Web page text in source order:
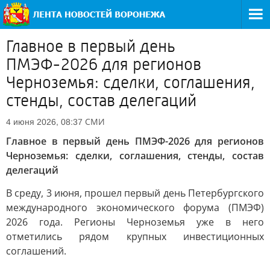
Главное в первый день
ПМЭФ-2026 для регионов
Черноземья: сделки, соглашения,
стенды, состав делегаций
4 июня 2026, 08:37 СМИ
Главное в первый день ПМЭФ-2026 для регионов
Черноземья: сделки, соглашения, стенды, состав
делегаций
В среду, 3 июня, прошел первый день Петербургского
международного экономического форума (ПМЭФ)
2026 года. Регионы Черноземья уже в него
отметились рядом крупных инвестиционных
соглашений.